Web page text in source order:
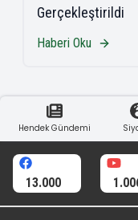
Gerçekleştirildi
Haberi Oku
Hendek Gündemi
13.000